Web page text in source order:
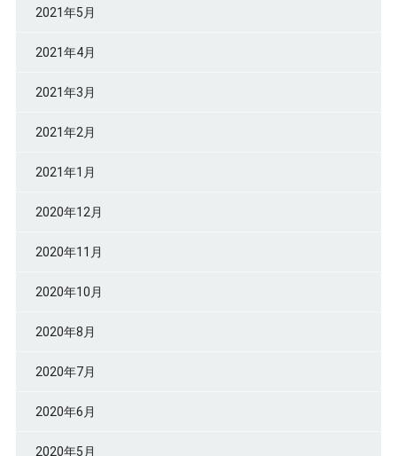
2021年5月
2021年4月
2021年3月
2021年2月
2021年1月
2020年12月
2020年11月
2020年10月
2020年8月
2020年7月
2020年6月
2020年5月